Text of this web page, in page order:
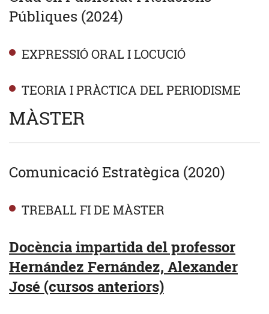
Públiques (2024)
EXPRESSIÓ ORAL I LOCUCIÓ
TEORIA I PRÀCTICA DEL PERIODISME
MÀSTER
Comunicació Estratègica (2020)
TREBALL FI DE MÀSTER
Docència impartida del professor
Hernández Fernández, Alexander
José (cursos anteriors)